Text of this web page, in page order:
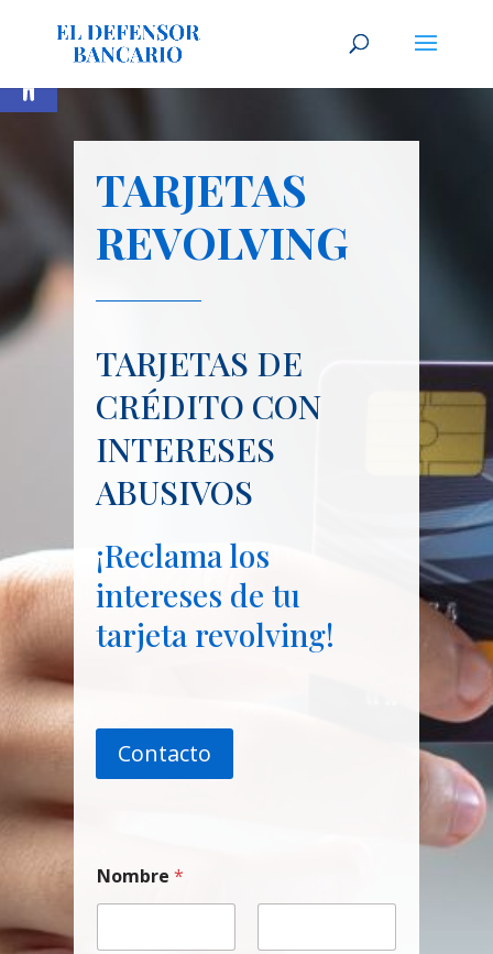
Abrir barra de herramientas
TARJETAS
REVOLVING
TARJETAS DE
CRÉDITO CON
INTERESES
ABUSIVOS
¡Reclama los
intereses de tu
tarjeta revolving!
Contacto
Nombre*